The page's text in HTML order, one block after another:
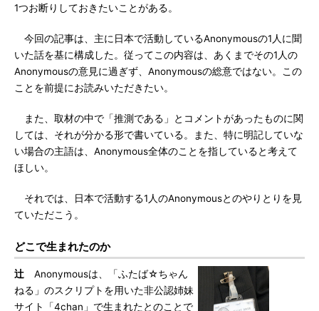
1つお断りしておきたいことがある。
今回の記事は、主に日本で活動しているAnonymousの1人に聞
いた話を基に構成した。従ってこの内容は、あくまでその1人の
Anonymousの意見に過ぎず、Anonymousの総意ではない。この
ことを前提にお読みいただきたい。
また、取材の中で「推測である」とコメントがあったものに関
しては、それが分かる形で書いている。また、特に明記していな
い場合の主語は、Anonymous全体のことを指していると考えて
ほしい。
それでは、日本で活動する1人のAnonymousとのやりとりを見
ていただこう。
どこで生まれたのか
辻 Anonymousは、「ふたば☆ちゃん
ねる」のスクリプトを用いた非公認姉妹
サイト「4chan」で生まれたとのことで